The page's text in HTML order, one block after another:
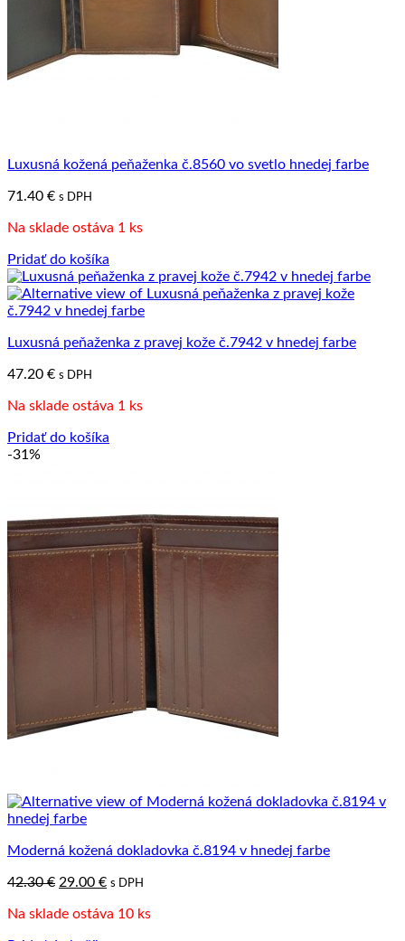
Luxusná kožená peňaženka č.8560 vo svetlo hnedej farbe
71.40 € s DPH
Na sklade ostáva 1 ks
Pridať do košíka
Luxusná peňaženka z pravej kože č.7942 v hnedej farbe
47.20 € s DPH
Na sklade ostáva 1 ks
Pridať do košíka
-31%
Moderná kožená dokladovka č.8194 v hnedej farbe
42.30€ Pôvodná
bola:
29.00 €Aktuálna
je:
s DPH
Na sklade ostáva 10 ks